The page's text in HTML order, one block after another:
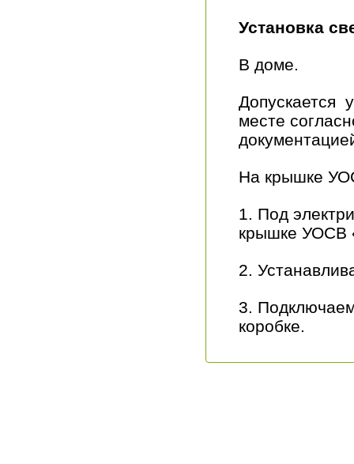
Установка
В доме.
Допускается
месте
На крышке
1. Под
крышке УОСВ
2.
3.
коробке.